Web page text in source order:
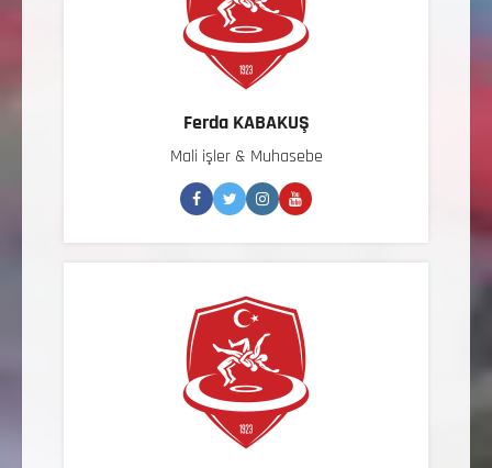
Ferda KABAKUŞ
Mali işler & Muhasebe